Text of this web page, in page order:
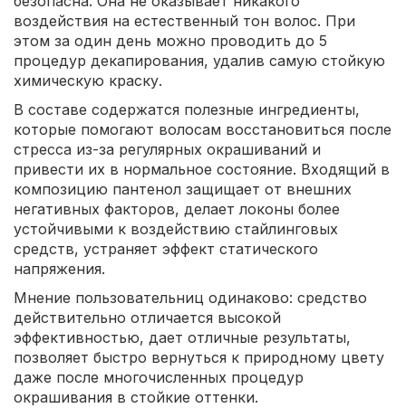
воздействия на естественный тон волос. При
этом за один день можно проводить до 5
процедур декапирования, удалив самую стойкую
химическую краску.
В составе содержатся полезные ингредиенты,
которые помогают волосам восстановиться после
стресса из-за регулярных окрашиваний и
привести их в нормальное состояние. Входящий в
композицию пантенол защищает от внешних
негативных факторов, делает локоны более
устойчивыми к воздействию стайлинговых
средств, устраняет эффект статического
напряжения.
Мнение пользовательниц одинаково: средство
действительно отличается высокой
эффективностью, дает отличные результаты,
позволяет быстро вернуться к природному цвету
даже после многочисленных процедур
окрашивания в стойкие оттенки.